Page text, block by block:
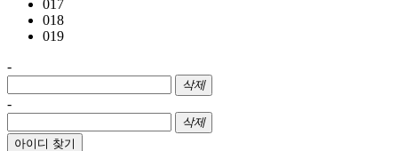
017
018
019
-
삭제
-
삭제
아이디 찾기